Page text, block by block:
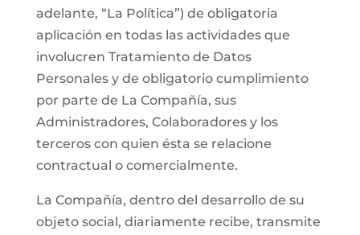
adelante, “La Política”) de obligatoria
aplicación en todas las actividades que
involucren Tratamiento de Datos
Personales y de obligatorio cumplimiento
por parte de La Compañía, sus
Administradores, Colaboradores y los
terceros con quien ésta se relacione
contractual o comercialmente.
La Compañía, dentro del desarrollo de su
objeto social, diariamente recibe, transmite